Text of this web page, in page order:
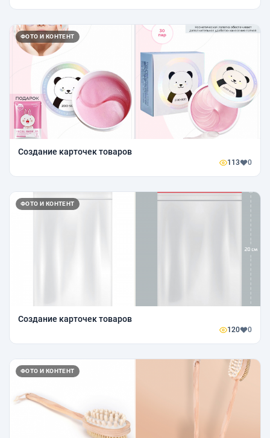
ФОТО И КОНТЕНТ
Создание карточек товаров
113 0
ФОТО И КОНТЕНТ
Создание карточек товаров
120 0
ФОТО И КОНТЕНТ